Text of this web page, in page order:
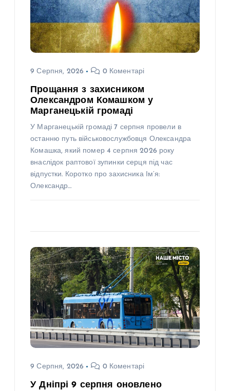
9 Серпня, 2026 0 Коментарі
Прощання з захисником
Олександром Комашком у
Марганецькій громаді
У Марганецькій громаді 7 серпня провели в
останню путь військовослужбовця Олександра
Комашка, який помер 4 серпня 2026 року
внаслідок раптової зупинки серця під час
відпустки. Коротко про захисника Ім’я:
Олександр…
9 Серпня, 2026 0 Коментарі
У Дніпрі 9 серпня оновлено